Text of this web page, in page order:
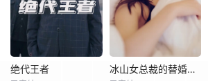
绝代王者 冰山女总裁的替婚兵王